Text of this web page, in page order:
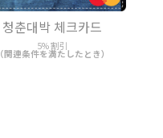
청춘대박 체크카드
5% 割引
（関連条件を満たしたとき）